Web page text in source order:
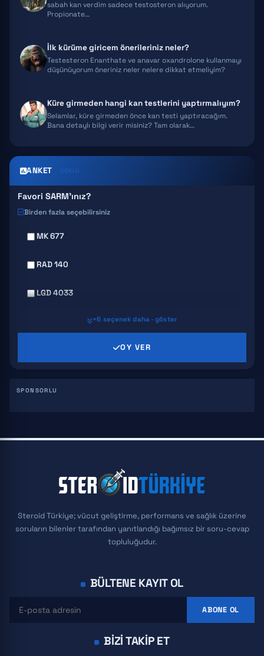
sabah kan verdim sadece testosteron alıyorum.
Propionate…
İlk kürüme giricem önerileriniz neler?
Testesteron Enanthate ve anavar oxandrolone kullanmayı
düşünüyorum öneriniz neler nelere dikkat etmeliyim?
Küre girmeden hangi kan testlerini yaptırmalıyım?
Selamlar, küre girmeden önce kan testi yaptıracağım.
Bana detaylı bilgi verir misiniz? Tam olarak…
ANKET ÇOKLU
Favori SARM'ınız?
Birden fazla seçebilirsiniz
MK 677
RAD 140
LGD 4033
+6 seçenek daha · göster
OY VER
Steroid Türkiye; vücut geliştirme, performans ve sağlık üzerine
soruların bilenler tarafından yanıtlandığı bağımsız bir soru-cevap
topluluğudur.
BÜLTENE KAYIT OL
ABONE OL
BIZI TAKIP ET